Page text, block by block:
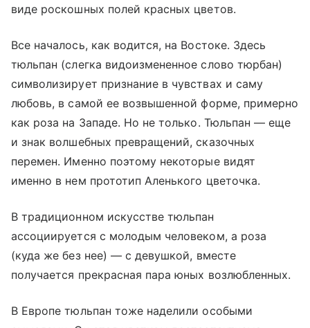
виде роскошных полей красных цветов.
Все началось, как водится, на Востоке. Здесь
тюльпан (слегка видоизмененное слово тюрбан)
символизирует признание в чувствах и саму
любовь, в самой ее возвышенной форме, примерно
как роза на Западе. Но не только. Тюльпан — еще
и знак волшебных превращений, сказочных
перемен. Именно поэтому некоторые видят
именно в нем прототип Аленького цветочка.
В традиционном искусстве тюльпан
ассоциируется с молодым человеком, а роза
(куда же без нее) — с девушкой, вместе
получается прекрасная пара юных возлюбленных.
В Европе тюльпан тоже наделили особыми